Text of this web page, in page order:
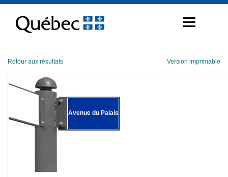
contenu
Retour aux résultats Version imprimable
Avenue du Palais